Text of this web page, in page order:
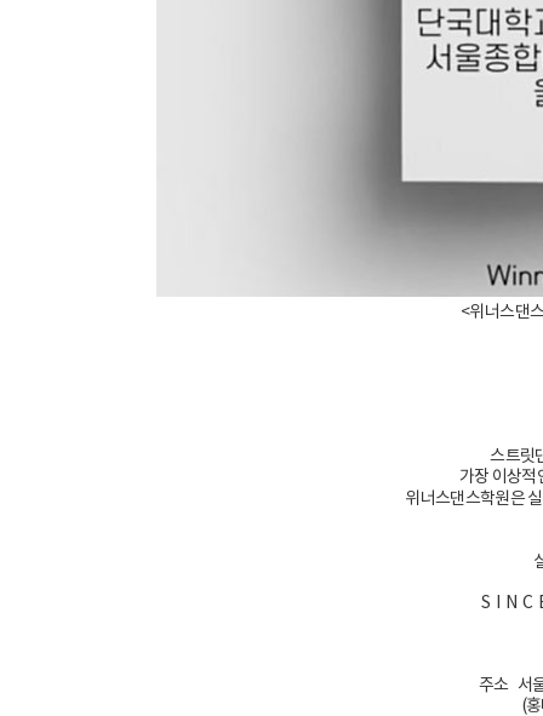
​<위너스댄
스트릿
가장 이상적
위너스댄스학원은
S I N C
주소 서
(